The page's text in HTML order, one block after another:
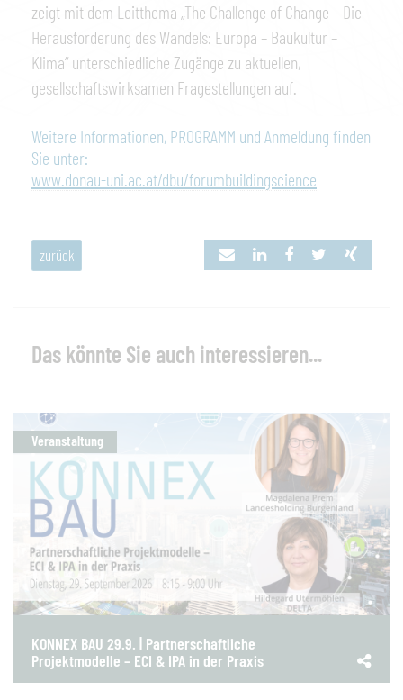
zeigt mit dem Leitthema „The Challenge of Change – Die
Herausforderung des Wandels: Europa – Baukultur –
Klima“ unterschiedliche Zugänge zu aktuellen,
gesellschaftswirksamen Fragestellungen auf.
Weitere Informationen, PROGRAMM und Anmeldung finden
Sie unter:
www.donau-uni.ac.at/dbu/forumbuildingscience
zurück
Das könnte Sie auch interessieren...
Veranstaltung
KONNEX BAU 29.9. | Partnerschaftliche
Projektmodelle – ECI & IPA in der Praxis